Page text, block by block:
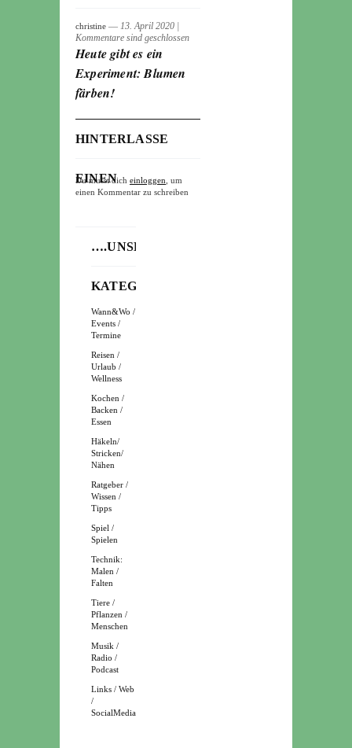
christine ― 13. April 2020 |
Kommentare sind geschlossen
Heute gibt es ein
Experiment: Blumen
färben!
HINTERLASSE
EINEN
Du musst dich einloggen , um
einen Kommentar zu schreiben
….UNSERE
KATEGORIEN
Wann&Wo /
Events /
Termine
Reisen /
Urlaub /
Wellness
Kochen /
Backen /
Essen
Häkeln/
Stricken/
Nähen
Ratgeber /
Wissen /
Tipps
Spiel /
Spielen
Technik:
Malen /
Falten
Tiere /
Pflanzen /
Menschen
Musik /
Radio /
Podcast
Links / Web
/
SocialMedia